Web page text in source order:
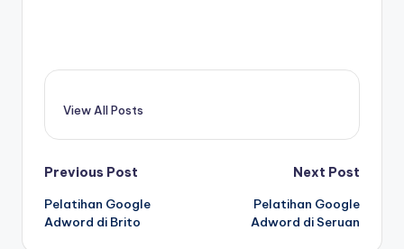
View All Posts
Previous Post
Pelatihan Google
Adword di Brito
Next Post
Pelatihan Google
Adword di Seruan